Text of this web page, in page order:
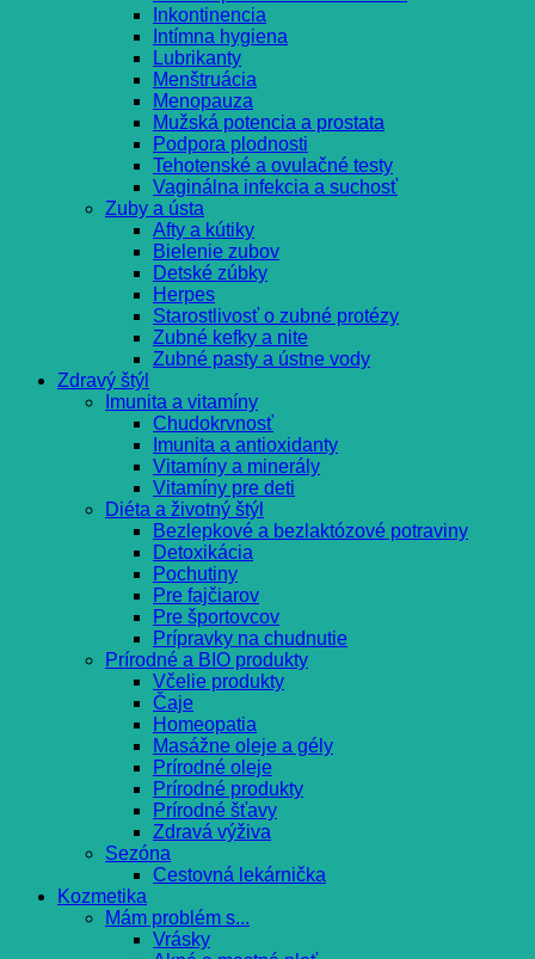
Inkontinencia
Intímna hygiena
Lubrikanty
Menštruácia
Menopauza
Mužská potencia a prostata
Podpora plodnosti
Tehotenské a ovulačné testy
Vaginálna infekcia a suchosť
Zuby a ústa
Afty a kútiky
Bielenie zubov
Detské zúbky
Herpes
Starostlivosť o zubné protézy
Zubné kefky a nite
Zubné pasty a ústne vody
Zdravý štýl
Imunita a vitamíny
Chudokrvnosť
Imunita a antioxidanty
Vitamíny a minerály
Vitamíny pre deti
Diéta a životný štýl
Bezlepkové a bezlaktózové potraviny
Detoxikácia
Pochutiny
Pre fajčiarov
Pre športovcov
Prípravky na chudnutie
Prírodné a BIO produkty
Včelie produkty
Čaje
Homeopatia
Masážne oleje a gély
Prírodné oleje
Prírodné produkty
Prírodné šťavy
Zdravá výživa
Sezóna
Cestovná lekárnička
Kozmetika
Mám problém s...
Vrásky